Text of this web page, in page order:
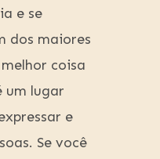
e se
dos maiores
coisa
um lugar
e
Se você